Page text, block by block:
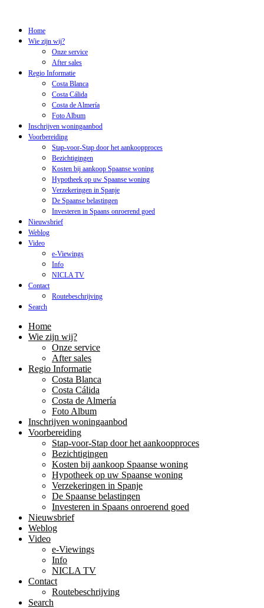
Home
Wie zijn wij?
Onze service
After sales
Regio Informatie
Costa Blanca
Costa Cálida
Costa de Almería
Foto Album
Inschrijven woningaanbod
Voorbereiding
Stap-voor-Stap door het aankoopproces
Bezichtigingen
Kosten bij aankoop Spaanse woning
Hypotheek op uw Spaanse woning
Verzekeringen in Spanje
De Spaanse belastingen
Investeren in Spaans onroerend goed
Nieuwsbrief
Weblog
Video
e-Viewings
Info
NICLA TV
Contact
Routebeschrijving
Search
Home
Wie zijn wij?
Onze service
After sales
Regio Informatie
Costa Blanca
Costa Cálida
Costa de Almería
Foto Album
Inschrijven woningaanbod
Voorbereiding
Stap-voor-Stap door het aankoopproces
Bezichtigingen
Kosten bij aankoop Spaanse woning
Hypotheek op uw Spaanse woning
Verzekeringen in Spanje
De Spaanse belastingen
Investeren in Spaans onroerend goed
Nieuwsbrief
Weblog
Video
e-Viewings
Info
NICLA TV
Contact
Routebeschrijving
Search